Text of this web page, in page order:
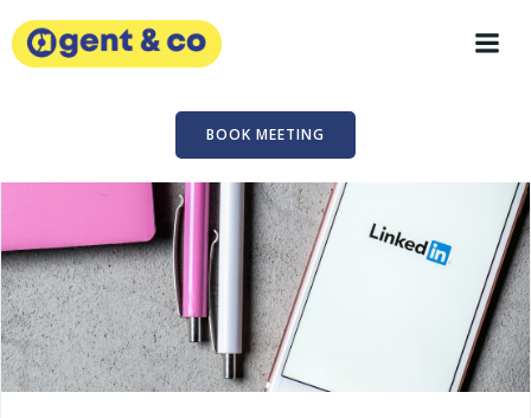
BOOK MEETING